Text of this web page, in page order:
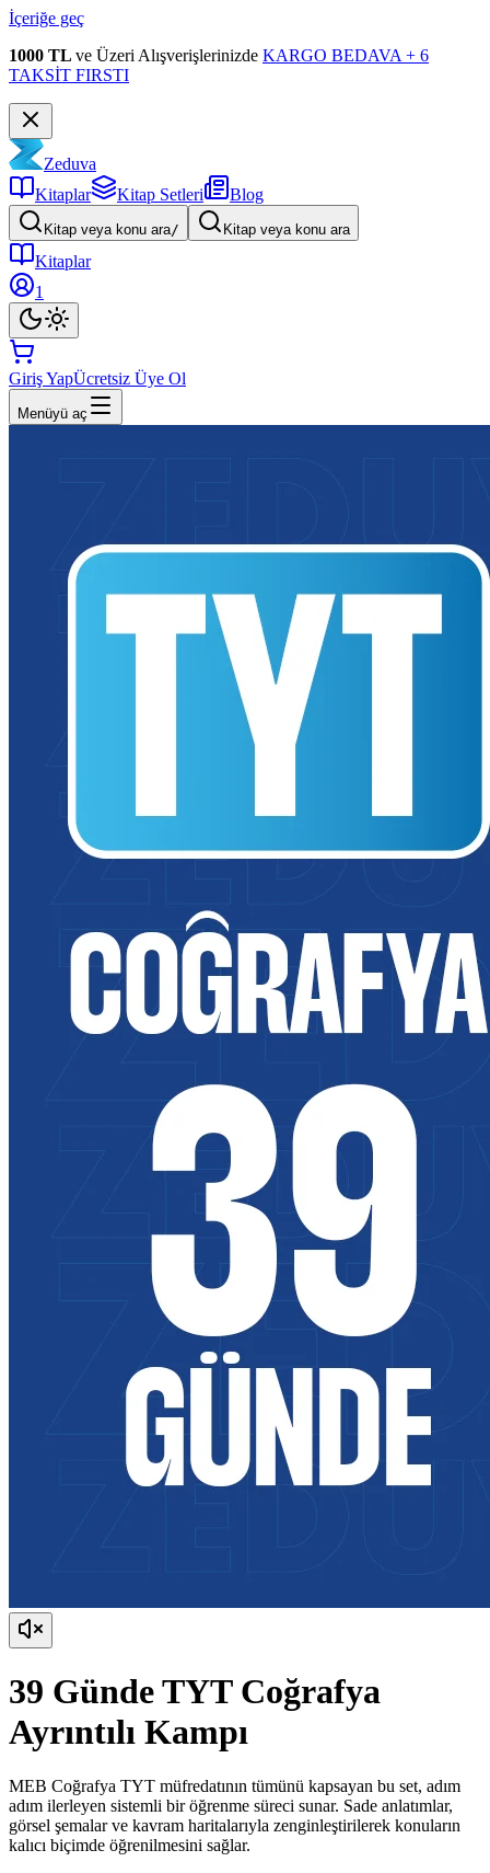
İçeriğe geç
1000 TL ve Üzeri Alışverişlerinizde KARGO BEDAVA + 6
TAKSİT FIRSTI
Zeduva
Kitaplar
Kitap Setleri Blog
Kitap veya konu ara/ Kitap veya konu ara
Kitaplar
1
Giriş YapÜcretsiz Üye Ol
Menüyü aç
39 Günde TYT Coğrafya
Ayrıntılı Kampı
MEB Coğrafya TYT müfredatının tümünü kapsayan bu set, adım
adım ilerleyen sistemli bir öğrenme süreci sunar. Sade anlatımlar,
görsel şemalar ve kavram haritalarıyla zenginleştirilerek konuların
kalıcı biçimde öğrenilmesini sağlar.